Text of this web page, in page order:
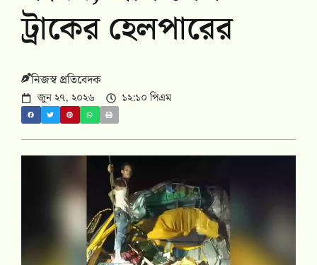
ট্রাকের হেলপারের
নিজস্ব প্রতিবেদক
জুন ২৭, ২০২৬ ১২:১০ পিএম